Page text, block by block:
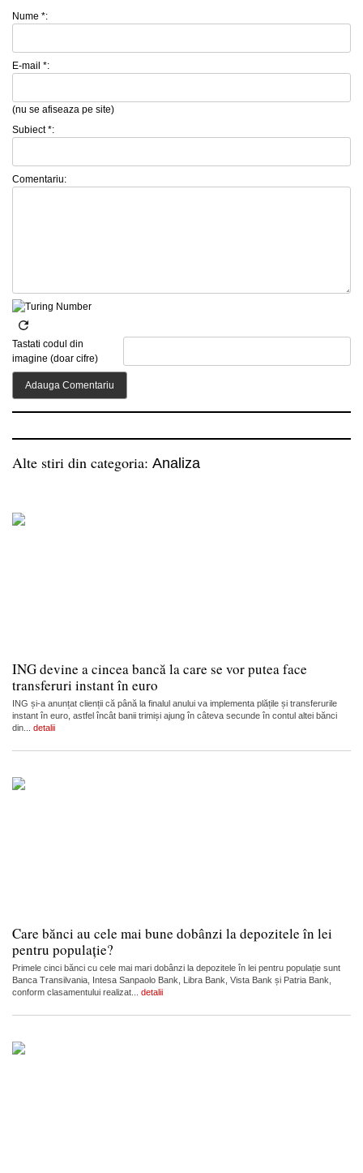
Nume *:
E-mail *:
(nu se afiseaza pe site)
Subiect *:
Comentariu:
Tastati codul din
imagine (doar cifre)
Alte stiri din categoria: Analiza
ING devine a cincea bancă la care se vor putea face
transferuri instant în euro
ING și-a anunțat clienții că până la finalul anului va implementa plățile și transferurile
instant în euro, astfel încât banii trimiși ajung în câteva secunde în contul altei bănci
din... detalii
Care bănci au cele mai bune dobânzi la depozitele în lei
pentru populație?
Primele cinci bănci cu cele mai mari dobânzi la depozitele în lei pentru populație sunt
Banca Transilvania, Intesa Sanpaolo Bank, Libra Bank, Vista Bank și Patria Bank,
conform clasamentului realizat... detalii